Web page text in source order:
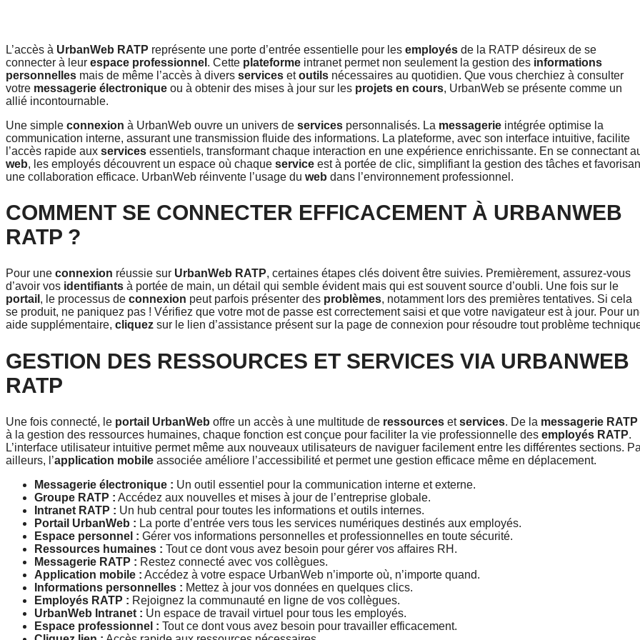
L’accès à UrbanWeb RATP représente une porte d’entrée essentielle pour les employés de la RATP désireux de se
connecter à leur espace professionnel . Cette plateforme intranet permet non seulement la gestion des informations
personnelles mais de même l’accès à divers services etoutils nécessaires au quotidien. Que vous cherchiez à consulter
votre messagerie électronique ou à obtenir des mises à jour sur les projets en cours, UrbanWeb se présente comme un
allié incontournable.
Une simple connexion à UrbanWeb ouvre un univers de services personnalisés. La messagerie intégrée optimise la
communication interne, assurant une transmission fluide des informations. La plateforme, avec son interface intuitive, facilite
l’accès rapide aux services essentiels, transformant chaque interaction en une expérience enrichissante. En se connectant
web, les employés découvrent un espace où chaque service est à portée de clic, simplifiant la gestion des tâches et
une collaboration efficace. UrbanWeb réinvente l’usage du web dans l’environnement professionnel.
COMMENT SE CONNECTER EFFICACEMENT À URBANWEB
RATP ?
Pour une connexion réussie sur UrbanWeb RATP, certaines étapes clés doivent être suivies. Premièrement, assurez-vous
d’avoir vos identifiants à portée de main, un détail qui semble évident mais qui est souvent source d’oubli. Une fois sur le
portail , le processus de connexion peut parfois présenter des problèmes, notamment lors des premières tentatives. Si cela
se produit, ne paniquez pas ! Vérifiez que votre mot de passe est correctement saisi et que votre navigateur est à jour. Pour
aide supplémentaire, cliquez sur le lien d’assistance présent sur la page de connexion pour résoudre tout problème
GESTION DES RESSOURCES ET SERVICES VIA URBANWEB
RATP
Une fois connecté, le portail UrbanWeb offre un accès à une multitude de ressources etservices. De la messagerie RATP
à la gestion des ressources humaines, chaque fonction est conçue pour faciliter la vie professionnelle des employés RATP.
L’interface utilisateur intuitive permet même aux nouveaux utilisateurs de naviguer facilement entre les différentes sections.
ailleurs, l’application mobile associée améliore l’accessibilité et permet une gestion efficace même en déplacement.
Messagerie électronique : Un outil essentiel pour la communication interne et externe.
Groupe RATP : Accédez aux nouvelles et mises à jour de l’entreprise globale.
Intranet RATP : Un hub central pour toutes les informations et outils internes.
Portail UrbanWeb : La porte d’entrée vers tous les services numériques destinés aux employés.
Espace personnel : Gérer vos informations personnelles et professionnelles en toute sécurité.
Ressources humaines : Tout ce dont vous avez besoin pour gérer vos affaires RH.
Messagerie RATP : Restez connecté avec vos collègues.
Application mobile : Accédez à votre espace UrbanWeb n’importe où, n’importe quand.
Informations personnelles : Mettez à jour vos données en quelques clics.
Employés RATP : Rejoignez la communauté en ligne de vos collègues.
UrbanWeb Intranet : Un espace de travail virtuel pour tous les employés.
Espace professionnel : Tout ce dont vous avez besoin pour travailler efficacement.